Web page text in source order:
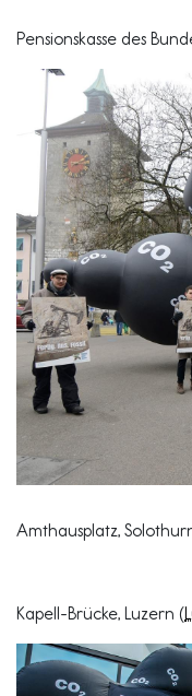
Pensionskasse des
Amthausplatz,
Kapell-Brücke, Luzern (